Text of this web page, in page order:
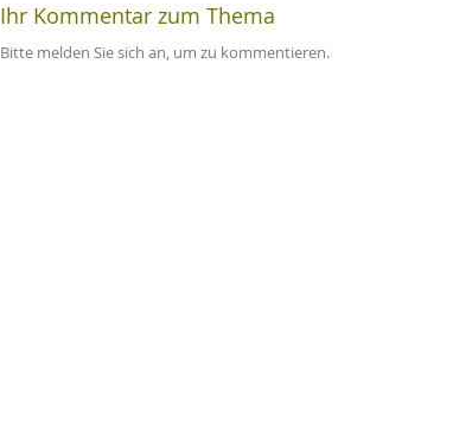
Ihr Kommentar zum Thema
Bitte melden Sie sich an, um zu kommentieren.